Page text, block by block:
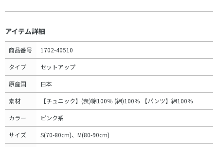
アイテム詳細
商品番号 1702-40510
タイプ セットアップ
原産国 日本
素材 【チュニック】(表)綿100％ (綿)100％ 【パンツ】綿100％
カラー ピンク系
サイズ S(70-80cm)、M(80-90cm)